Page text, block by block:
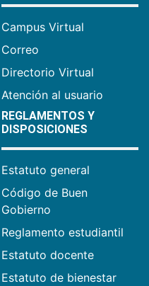
Campus Virtual
Correo
Directorio Virtual
Atención al usuario
REGLAMENTOS Y
DISPOSICIONES
Estatuto general
Código de Buen
Gobierno
Reglamento estudiantil
Estatuto docente
Estatuto de bienestar